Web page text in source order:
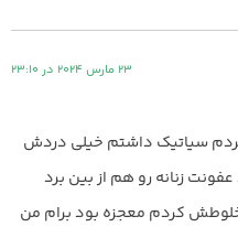
23 مارس 2024 در 23:10
سیاتیک داشتم خیلی دردش
زنانه رو هم از بین برد
کردم معجزه بود برام من